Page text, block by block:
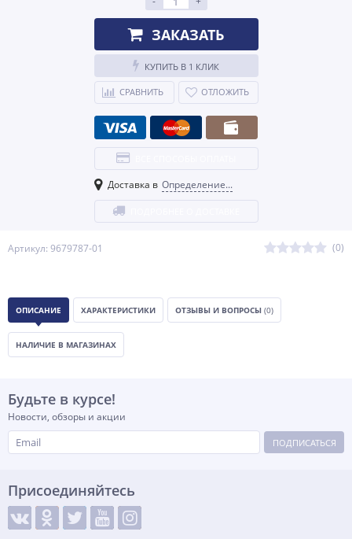
Артикул: 9679787-01 (0)
ЗАКАЗАТЬ
КУПИТЬ В 1 КЛИК
СРАВНИТЬ ОТЛОЖИТЬ
Доставка в Определение...
ОПИСАНИЕ ХАРАКТЕРИСТИКИ ОТЗЫВЫ И ВОПРОСЫ (0)
НАЛИЧИЕ В МАГАЗИНАХ
Будьте в курсе!
Новости, обзоры и акции
ПОДПИСАТЬСЯ
Присоединяйтесь